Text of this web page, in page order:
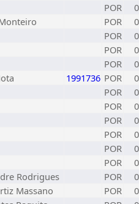
POR
0
POR
0
POR
0
POR
0
POR
0
1991736 POR
0
POR
0
POR
0
POR
0
POR
0
POR
0
POR
0
Rodrigues POR
0
Massano POR
0